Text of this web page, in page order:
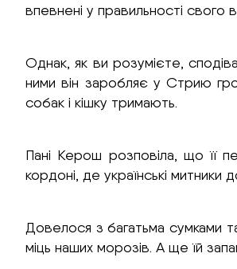
впевнені у правильності свого
Однак, як ви розумієте,
ними він заробляє у Стрию
собак і кішку тримають.
Пані Керош розповіла, що її
кордоні, де українські
Довелося з багатьма сумками
міць наших морозів. А ще їй